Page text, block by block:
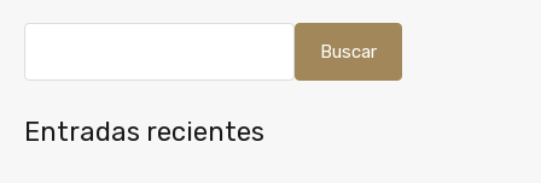
Buscar
Entradas recientes